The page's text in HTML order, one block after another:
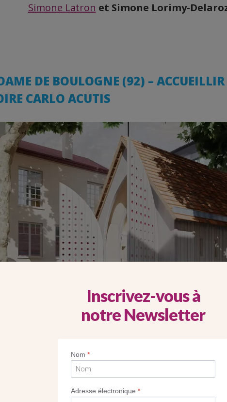
Simone Latron et Simone Lorimy-
DE BOULOGNE (92) – ACCUEILLIR
CARLO ACUTIS
Bienheureux Carlo Acutis est au cœur du
qui sort de terre et qui sera le cœur
Inscrivez-vous à
notre Newsletter
Nom*
Adresse électronique*